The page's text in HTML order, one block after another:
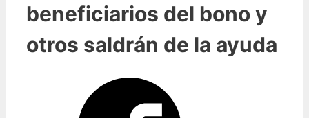
beneficiarios del bono y
otros saldrán de la ayuda